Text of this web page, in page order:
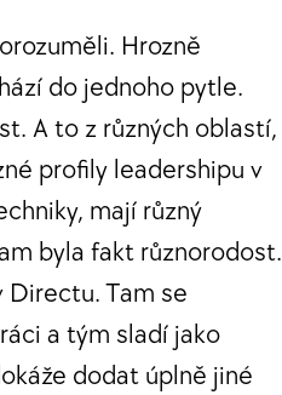
Hrozně
do jednoho pytle.
A to z různých oblastí,
profily leadershipu v
mají různý
byla fakt různorodost.
Directu. Tam se
a tým sladí jako
dodat úplně jiné